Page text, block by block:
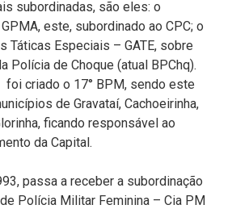
subordinadas, são eles: o
este, subordinado ao CPC; o
Táticas Especiais – GATE, sobre
Polícia de Choque (atual BPChq).
foi criado o 17° BPM, sendo este
de Gravataí, Cachoeirinha,
ficando responsável ao
da Capital.
passa a receber a subordinação
Polícia Militar Feminina – Cia PM